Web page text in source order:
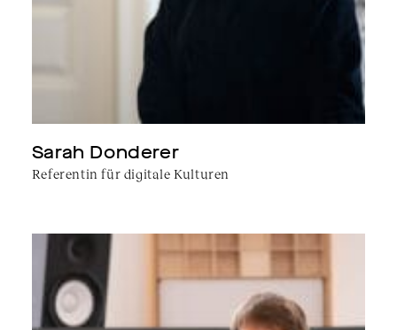
Sarah Donderer
Referentin für digitale Kulturen